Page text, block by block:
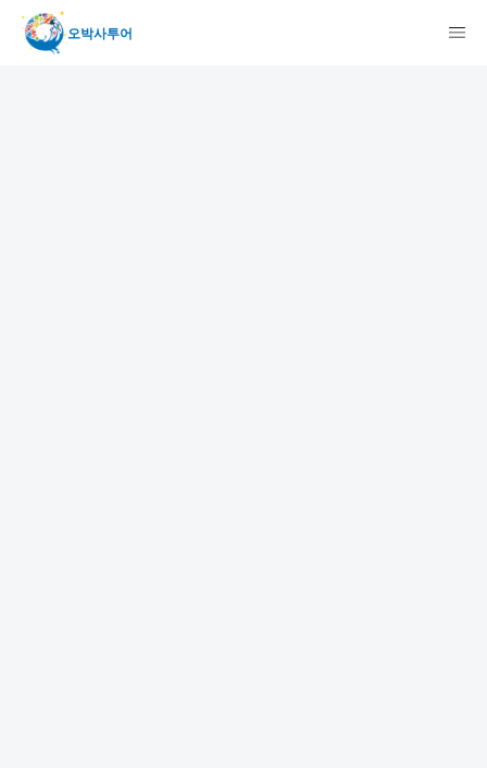
오박사투어